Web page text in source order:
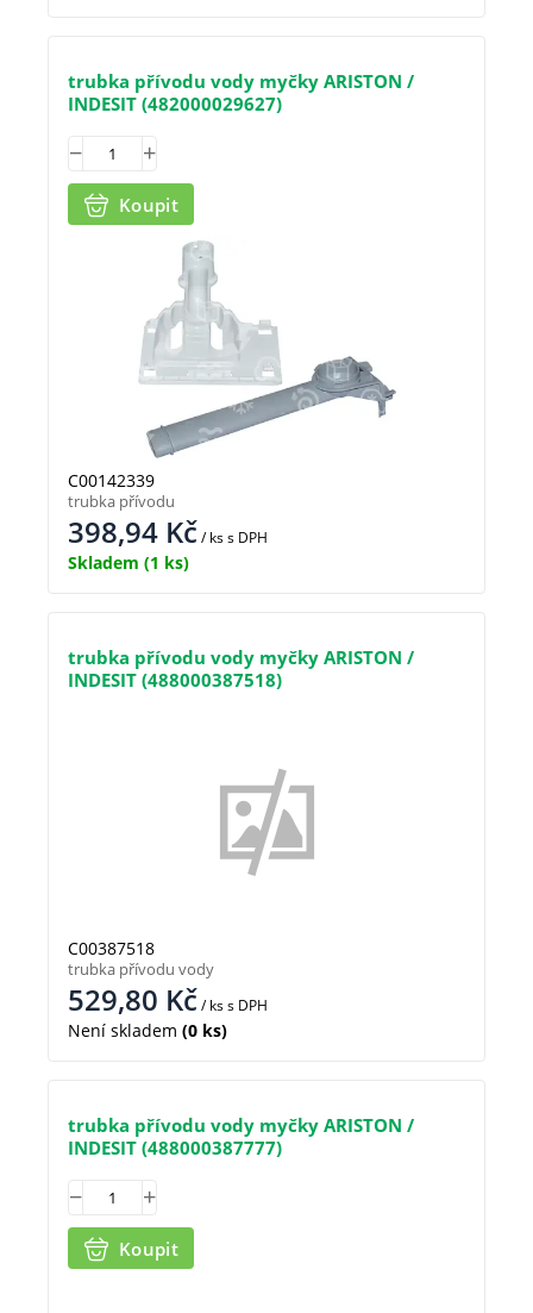
trubka přívodu vody myčky ARISTON /
INDESIT (482000029627)
C00142339
398,94 Kč/ kss DPH
Skladem (1 ks)
Koupit
trubka přívodu
trubka přívodu vody myčky ARISTON /
INDESIT (488000387518)
C00387518
529,80 Kč/ kss DPH
Není skladem (0 ks)
trubka přívodu vody
trubka přívodu vody myčky ARISTON /
INDESIT (488000387777)
Koupit